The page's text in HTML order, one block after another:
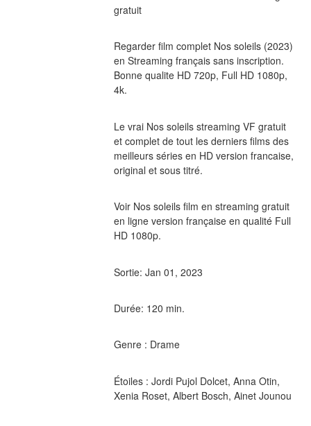
gratuit
Regarder film complet Nos soleils (2023)
en Streaming français sans inscription.
Bonne qualite HD 720p, Full HD 1080p,
4k.
Le vrai Nos soleils streaming VF gratuit
et complet de tout les derniers films des
meilleurs séries en HD version francaise,
original et sous titré.
Voir Nos soleils film en streaming gratuit
en ligne version française en qualité Full
HD 1080p.
Sortie: Jan 01, 2023
Durée: 120 min.
Genre : Drame
Étoiles : Jordi Pujol Dolcet, Anna Otin,
Xenia Roset, Albert Bosch, Ainet Jounou